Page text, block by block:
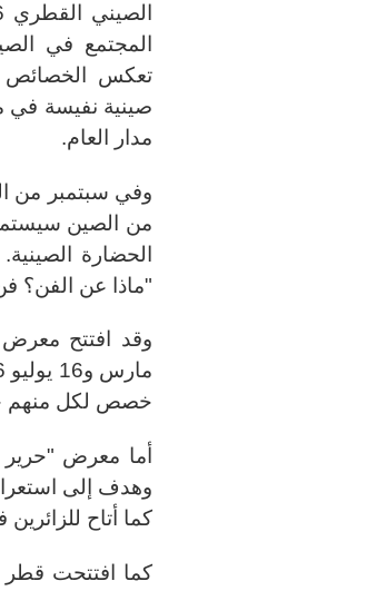
المجتمع في
تعكس الخصائص
صينية نفيسة في
مدار العام.
وفي سبتمبر من
الحضارة
"ماذا عن الفن؟
خصص لكل منهم
وهدف إلى
كما أتاح